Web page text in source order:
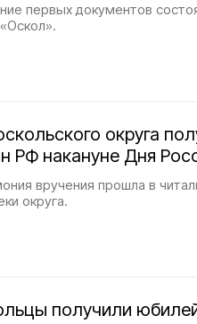
первых документов
округа
РФ накануне Дня
вручения прошла в
округа.
получили